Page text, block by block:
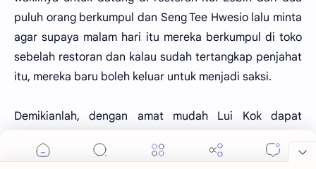
puluh orang berkumpul dan Seng Tee Hwesio lalu minta
agar supaya malam hari itu mereka berkumpul di toko
sebelah restoran dan kalau sudah tertangkap penjahat
itu, mereka baru boleh keluar untuk menjadi saksi.
Demikianlah, dengan amat mudah Lui Kok dapat
Thai-Liang-San itu dan biarpun ia tidak diikat kaki